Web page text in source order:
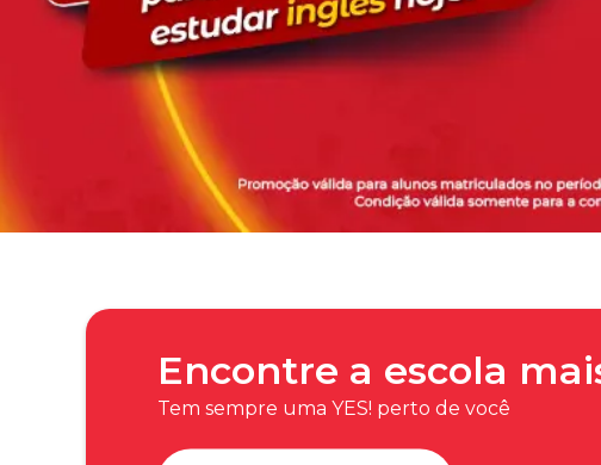
Encontre a escola
Tem sempre uma YES! perto de você